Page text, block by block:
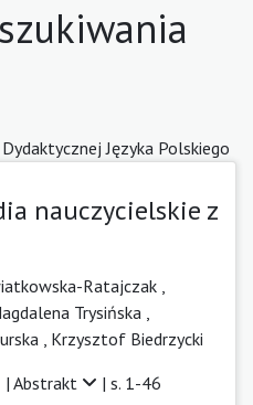
Języka Polskiego
nauczycielskie z
Ratajczak
Trysińska
Krzysztof Biedrzycki
| Abstrakt | s. 1-46